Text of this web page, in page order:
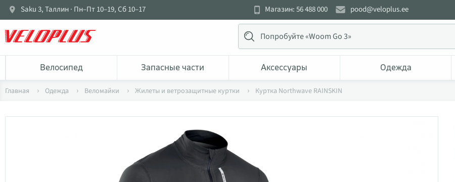
Saku 3, Таллин · Пн–Пт 10–19, Сб 10–17 Магазин: 56 488 000 pood@veloplus.ee
Bелосипед Запасные части Аксессуары Одежда
Главная Одежда Веломайки Жилеты и ветрозащитные куртки Куртка Northwave RAINSKIN